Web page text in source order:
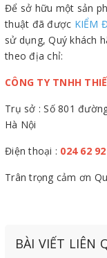
Để sở hữu một sản
thuật đã được KIỂM
sử dụng, Quý khách
theo địa chỉ:
CÔNG TY TNHH
Trụ sở : Số 801
Hà Nội
Điện thoại : 024 62
Trân trọng cảm ơn
BÀI VIẾT LIÊN